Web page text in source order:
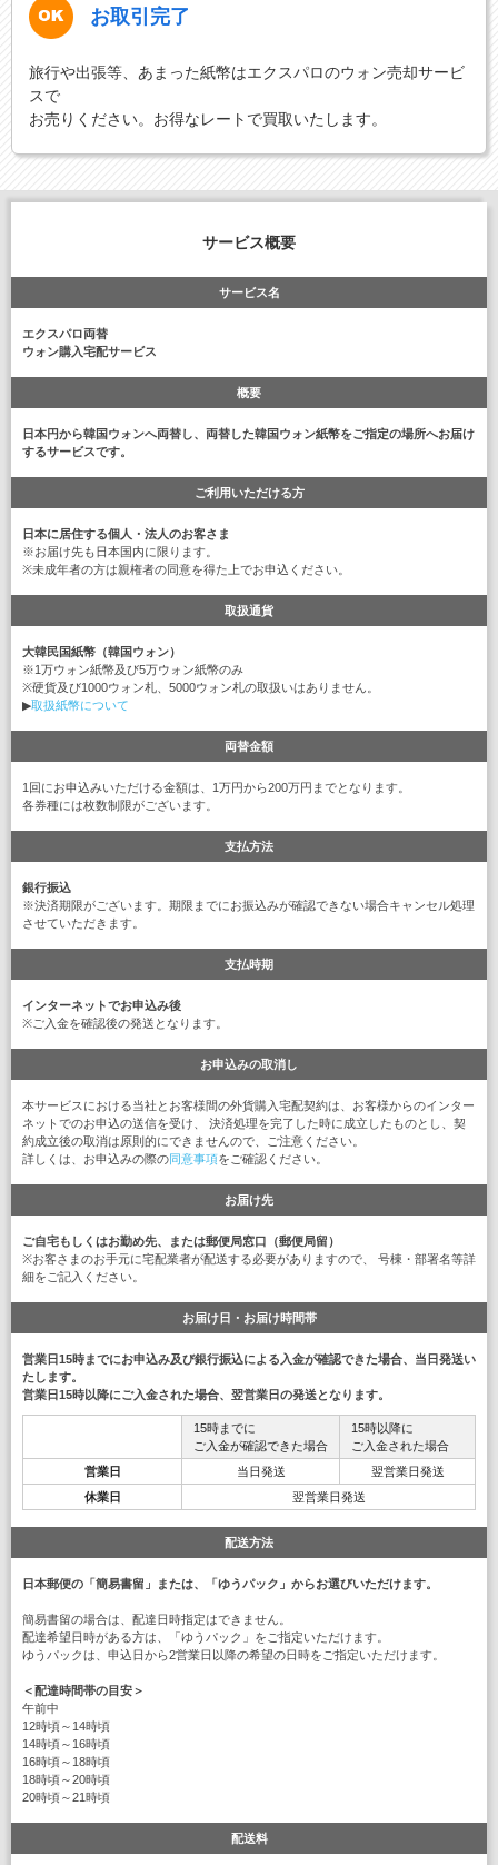
お取引完了
旅行や出張等、あまった紙幣はエクスパロのウォン売却サービ
スで
お売りください。お得なレートで買取いたします。
サービス概要
サービス名
エクスパロ両替
ウォン購入宅配サービス
概要
日本円から韓国ウォンへ両替し、両替した韓国ウォン紙幣をご指定の場所へお届け
するサービスです。
ご利用いただける方
日本に居住する個人・法人のお客さま
※お届け先も日本国内に限ります。
※未成年者の方は親権者の同意を得た上でお申込ください。
取扱通貨
大韓民国紙幣（韓国ウォン）
※1万ウォン紙幣及び5万ウォン紙幣のみ
※硬貨及び1000ウォン札、5000ウォン札の取扱いはありません。
▶取扱紙幣について
両替金額
1回にお申込みいただける金額は、1万円から200万円までとなります。
各券種には枚数制限がございます。
支払方法
銀行振込
※決済期限がございます。期限までにお振込みが確認できない場合キャンセル処理
させていただきます。
支払時期
インターネットでお申込み後
※ご入金を確認後の発送となります。
お申込みの取消し
本サービスにおける当社とお客様間の外貨購入宅配契約は、お客様からのインター
ネットでのお申込の送信を受け、 決済処理を完了した時に成立したものとし、契
約成立後の取消は原則的にできませんので、ご注意ください。
詳しくは、お申込みの際の同意事項をご確認ください。
お届け先
ご自宅もしくはお勤め先、または郵便局窓口（郵便局留）
※お客さまのお手元に宅配業者が配送する必要がありますので、 号棟・部署名等詳
細をご記入ください。
お届け日・お届け時間帯
営業日15時までにお申込み及び銀行振込による入金が確認できた場合、当日発送い
たします。
営業日15時以降にご入金された場合、翌営業日の発送となります。
15時までに
ご入金が確認できた場合
15時以降に
ご入金された場合
営業日
当日発送
翌営業日発送
休業日
翌営業日発送
配送方法
日本郵便の「簡易書留」または、「ゆうパック」からお選びいただけます。
簡易書留の場合は、配達日時指定はできません。
配達希望日時がある方は、「ゆうパック」をご指定いただけます。
ゆうパックは、申込日から2営業日以降の希望の日時をご指定いただけます。
＜配達時間帯の目安＞
午前中
12時頃～14時頃
14時頃～16時頃
16時頃～18時頃
18時頃～20時頃
20時頃～21時頃
配送料